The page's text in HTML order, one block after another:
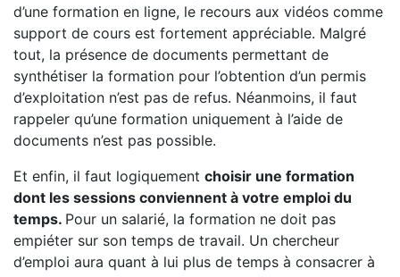
d’une formation en ligne, le recours aux vidéos comme
support de cours est fortement appréciable. Malgré
tout, la présence de documents permettant de
synthétiser la formation pour l’obtention d’un permis
d’exploitation n’est pas de refus. Néanmoins, il faut
rappeler qu’une formation uniquement à l’aide de
documents n’est pas possible.
Et enfin, il faut logiquement choisir une formation
dont les sessions conviennent à votre emploi du
temps. Pour un salarié, la formation ne doit pas
empiéter sur son temps de travail. Un chercheur
d’emploi aura quant à lui plus de temps à consacrer à